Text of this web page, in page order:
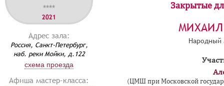
****
2021
Адрес зала:
Россия, Санкт-Петербург,
наб. реки Мойки, д.122
схема проезда
Афиша мастер-класса:
Закрытые
МИХАИЛ
Народный
(ЦМШ при Московской